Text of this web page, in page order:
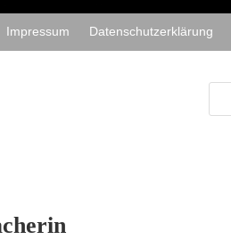
Impressum Datenschutzerklärung